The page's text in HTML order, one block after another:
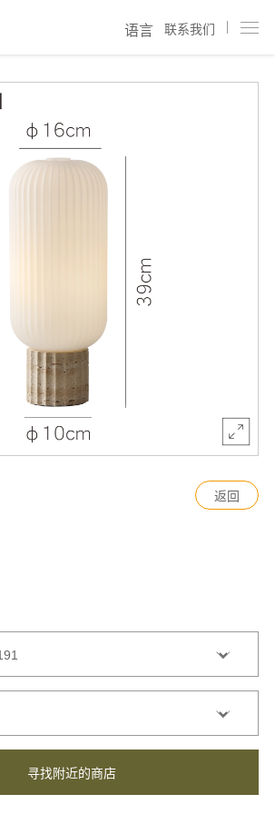
语言 联系我们
返回
寻找附近的商店